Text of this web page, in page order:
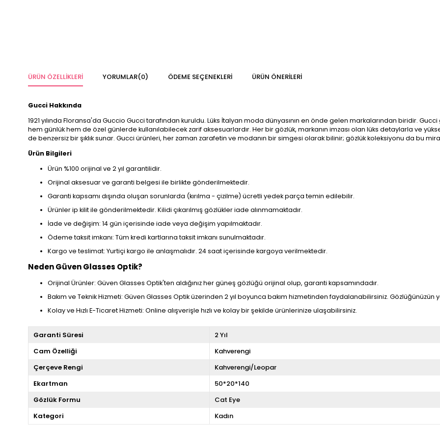
ÜRÜN ÖZELLIKLERI YORUMLAR(0) ÖDEME SEÇENEKLERI ÜRÜN ÖNERILERI
Gucci Hakkında
1921 yılında Floransa'da Guccio Gucci tarafından kuruldu. Lüks İtalyan moda dünyasının en önde gelen markalarından biridir.
hem günlük hem de özel günlerde kullanılabilecek zarif aksesuarlardır. Her bir gözlük, markanın imzası olan lüks detaylarla ve
de benzersiz bir şıklık sunar. Gucci ürünleri, her zaman zarafetin ve modanın bir simgesi olarak bilinir; gözlük koleksiyonu da bu
Ürün Bilgileri
Ürün %100 orijinal ve 2 yıl garantilidir.
Orijinal aksesuar ve garanti belgesi ile birlikte gönderilmektedir.
Garanti kapsamı dışında oluşan sorunlarda (kırılma - çizilme) ücretli yedek parça temin edilebilir.
Ürünler ip kilit ile gönderilmektedir. Kilidi çıkarılmış gözlükler iade alınmamaktadır.
İade ve değişim: 14 gün içerisinde iade veya değişim yapılmaktadır.
Ödeme taksit imkanı: Tüm kredi kartlarına taksit imkanı sunulmaktadır.
Kargo ve teslimat: Yurtiçi kargo ile anlaşmalıdır. 24 saat içerisinde kargoya verilmektedir.
Neden Güven Glasses Optik?
Orijinal Ürünler: Güven Glasses Optik'ten aldığınız her güneş gözlüğü orijinal olup, garanti kapsamındadır.
Bakım ve Teknik Hizmeti: Güven Glasses Optik üzerinden 2 yıl boyunca bakım hizmetinden faydalanabilirsiniz. Gözlüğünüzün
Kolay ve Hızlı E-Ticaret Hizmeti: Online alışverişle hızlı ve kolay bir şekilde ürünlerinize ulaşabilirsiniz.
Garanti Süresi
2 Yıl
Cam Özelliği
Kahverengi
Çerçeve Rengi
Kahverengi/Leopar
Ekartman
50*20*140
Gözlük Formu
Cat Eye
Kategori
Kadın